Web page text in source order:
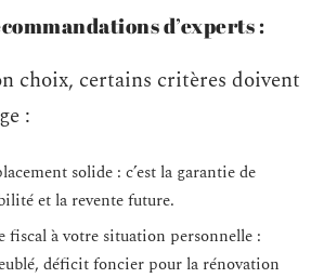
d’experts :
choix, certains critères doivent
:
solide : c’est la garantie de
et la revente future.
fiscal à votre situation personnelle :
déficit foncier pour la rénovation